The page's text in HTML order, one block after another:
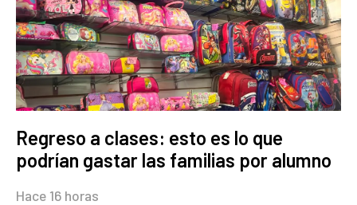
Regreso a clases: esto es lo que
podrían gastar las familias por alumno
Hace 16 horas